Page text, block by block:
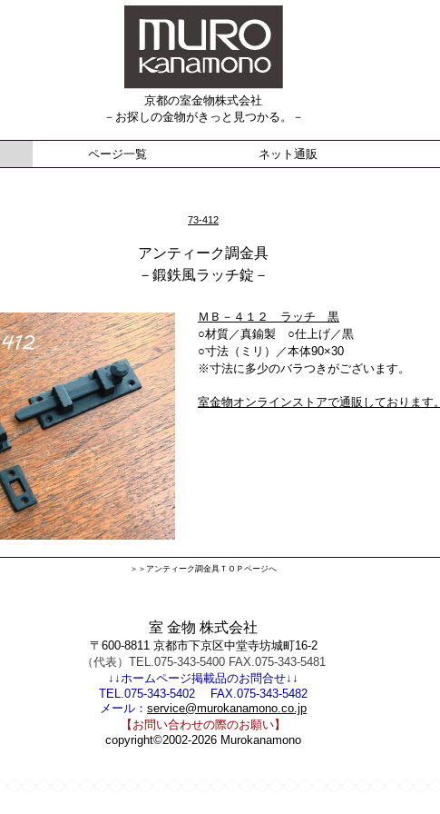
京都の室金物株式会社
－お探しの金物がきっと見つかる。－
ページ一覧 ネット通販
73-412
アンティーク調金具
－鍛鉄風ラッチ錠－
ＭＢ－４１２ ラッチ 黒
○材質／真鍮製 ○仕上げ／黒
○寸法（ミリ）／本体90×30
※寸法に多少のバラつきがございます。
室金物オンラインストアで通販しております。
＞＞アンティーク調金具ＴＯＰページへ
室 金物 株式会社
〒600-8811 京都市下京区中堂寺坊城町16-2
（代表）TEL.075-343-5400 FAX.075-343-5481
↓↓ホームページ掲載品のお問合せ↓↓
TEL.075-343-5402 FAX.075-343-5482
メール： service@murokanamono.co.jp
【お問い合わせの際のお願い】
copyright©2002-2026 Murokanamono